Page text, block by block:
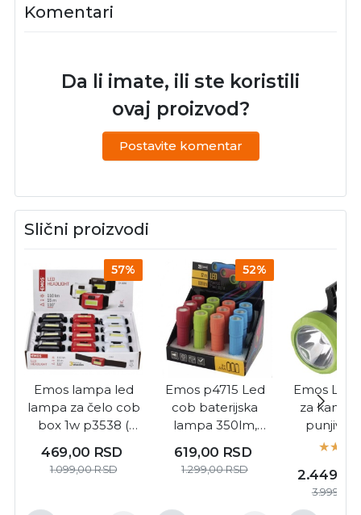
Komentari
Da li imate, ili ste koristili
ovaj proizvod?
Postavite komentar
Slični proizvodi
57%
Emos lampa led
lampa za čelo cob
box 1w p3538 (
469,00 RSD
1.099,00RSD
52%
Emos p4715 Led
cob baterijska
lampa 350lm,
3413 )
619,00 RSD
1.299,00RSD
Emos
za
punjiva
350lm
3.999,00